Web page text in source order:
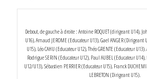
Debout, de gauche à droite : Antoine ROQUET (dirigeant U14),
U16), Arnaud JEROME (Educateur U13), Gael ANGER
U15), Léo CAHU (Educateur U12), Théo GRENTE (Educateur
Rodrigue SERIN (Educateur U12), Paul AUBEL (Educateur U14),
U12/U13), Sébastien PERRIER (Educateur U15), Franck
LEBRETON (Dirigeant U15).